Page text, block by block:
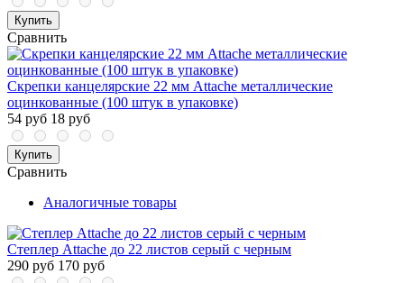
Купить
Сравнить
Скрепки канцелярские 22 мм Attache металлические
оцинкованные (100 штук в упаковке)
54 руб 18 руб
Купить
Сравнить
Аналогичные товары
Степлер Attache до 22 листов серый с черным
290 руб 170 руб